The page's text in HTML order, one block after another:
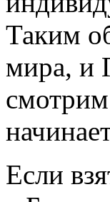
Таким
мира, и
Если